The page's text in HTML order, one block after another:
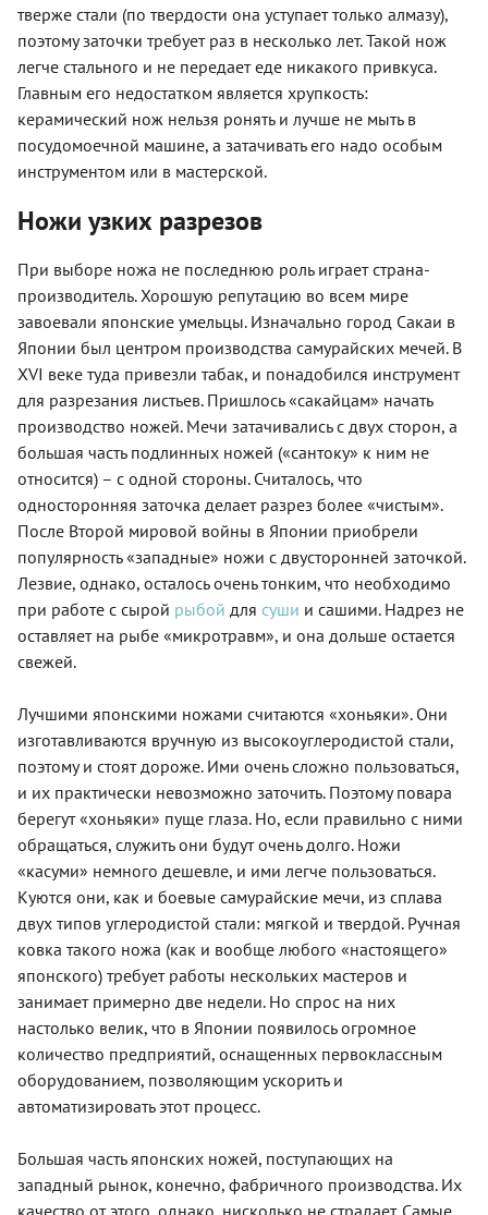
тверже стали (по твердости она уступает только алмазу),
поэтому заточки требует раз в несколько лет. Такой нож
легче стального и не передает еде никакого привкуса.
Главным его недостатком является хрупкость:
керамический нож нельзя ронять и лучше не мыть в
посудомоечной машине, а затачивать его надо особым
инструментом или в мастерской.
Ножи узких разрезов
При выборе ножа не последнюю роль играет страна-
производитель. Хорошую репутацию во всем мире
завоевали японские умельцы. Изначально город Сакаи в
Японии был центром производства самурайских мечей. В
XVI веке туда привезли табак, и понадобился инструмент
для разрезания листьев. Пришлось «сакайцам» начать
производство ножей. Мечи затачивались с двух сторон, а
большая часть подлинных ножей («сантоку» к ним не
относится) – с одной стороны. Считалось, что
односторонняя заточка делает разрез более «чистым».
После Второй мировой войны в Японии приобрели
популярность «западные» ножи с двусторонней заточкой.
Лезвие, однако, осталось очень тонким, что необходимо
при работе с сырой рыбой для суши и сашими. Надрез не
оставляет на рыбе «микротравм», и она дольше остается
свежей.
Лучшими японскими ножами считаются «хоньяки». Они
изготавливаются вручную из высокоуглеродистой стали,
поэтому и стоят дороже. Ими очень сложно пользоваться,
и их практически невозможно заточить. Поэтому повара
берегут «хоньяки» пуще глаза. Но, если правильно с ними
обращаться, служить они будут очень долго. Ножи
«касуми» немного дешевле, и ими легче пользоваться.
Куются они, как и боевые самурайские мечи, из сплава
двух типов углеродистой стали: мягкой и твердой. Ручная
ковка такого ножа (как и вообще любого «настоящего»
японского) требует работы нескольких мастеров и
занимает примерно две недели. Но спрос на них
настолько велик, что в Японии появилось огромное
количество предприятий, оснащенных первоклассным
оборудованием, позволяющим ускорить и
автоматизировать этот процесс.
Большая часть японских ножей, поступающих на
западный рынок, конечно, фабричного производства. Их